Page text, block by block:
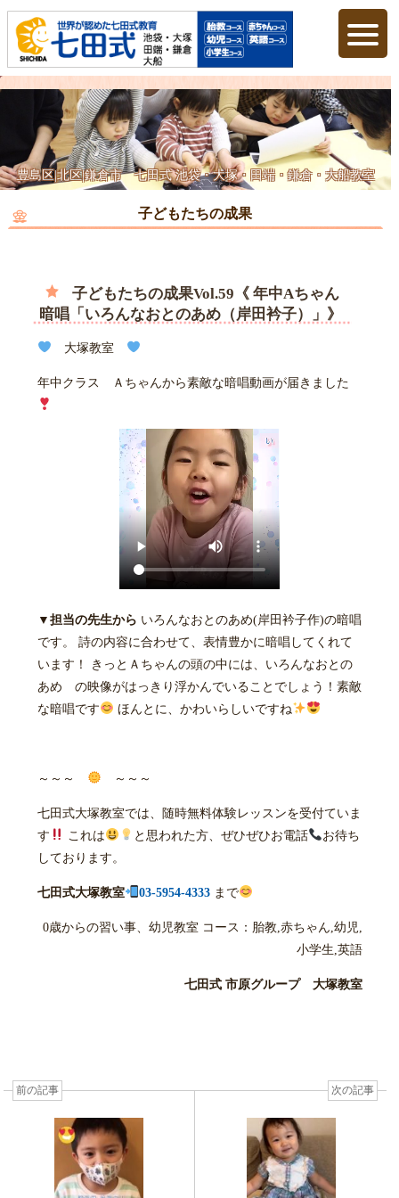
豊島区|北区|鎌倉市 七田式 池袋・大塚・田端・鎌倉・大船教室
子どもたちの成果
子どもたちの成果Vol.59《 年中Aちゃん
暗唱「いろんなおとのあめ（岸田衿子）」》
大塚教室
年中クラス Ａちゃんから素敵な暗唱動画が届きました
▼担当の先生から いろんなおとのあめ(岸田衿子作)の暗唱
です。 詩の内容に合わせて、表情豊かに暗唱してくれて
います！ きっとＡちゃんの頭の中には、いろんなおとの
あめ の映像がはっきり浮かんでいることでしょう！素敵
な暗唱です
ほんとに、かわいらしいですね
～～～ ～～～
七田式大塚教室では、随時無料体験レッスンを受付ていま
す
これは と思われた方、ぜひぜひお電話
お待ち
しております。
七田式大塚教室 03-5954-4333まで
0歳からの習い事、幼児教室 コース：胎教,赤ちゃん,幼児,
小学生,英語
七田式 市原グループ 大塚教室
前の記事 次の記事